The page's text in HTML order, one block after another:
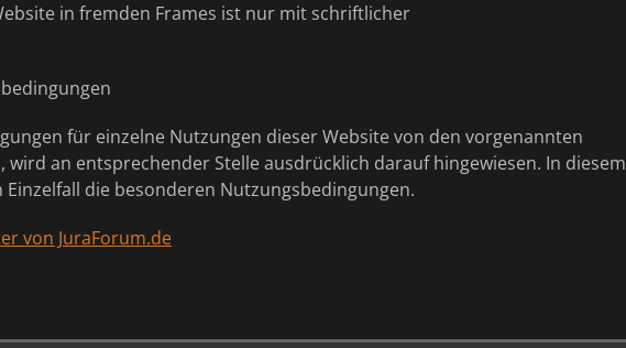
in fremden Frames ist nur mit schriftlicher
für einzelne Nutzungen dieser Website von den vorgenannten
wird an entsprechender Stelle ausdrücklich darauf hingewiesen. In diesem
Einzelfall die besonderen Nutzungsbedingungen.
von JuraForum.de